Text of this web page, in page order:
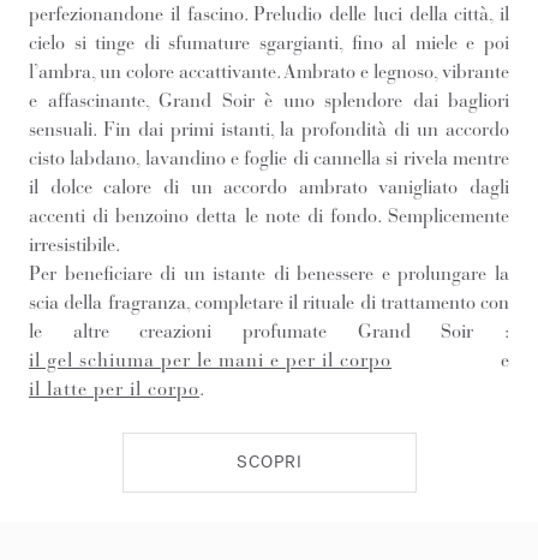
perfezionandone il fascino. Preludio delle luci della città, il
cielo si tinge di sfumature sgargianti, fino al miele e poi
l’ambra, un colore accattivante. Ambrato e legnoso, vibrante
e affascinante, Grand Soir è uno splendore dai bagliori
sensuali. Fin dai primi istanti, la profondità di un accordo
cisto labdano, lavandino e foglie di cannella si rivela mentre
il dolce calore di un accordo ambrato vanigliato dagli
accenti di benzoino detta le note di fondo. Semplicemente
irresistibile.
Per beneficiare di un istante di benessere e prolungare la
scia della fragranza, completare il rituale di trattamento con
le altre creazioni profumate Grand Soir :
il gel schiuma per le mani e per il corpo e
il latte per il corpo.
SCOPRI